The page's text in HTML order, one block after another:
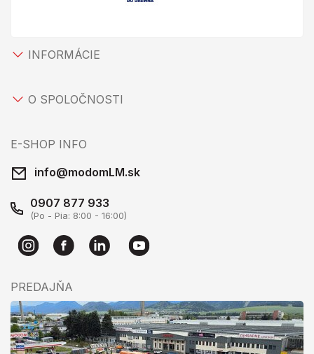
INFORMÁCIE
O SPOLOČNOSTI
E-SHOP INFO
info@modomLM.sk
0907 877 933
(Po - Pia: 8:00 - 16:00)
PREDAJŇA